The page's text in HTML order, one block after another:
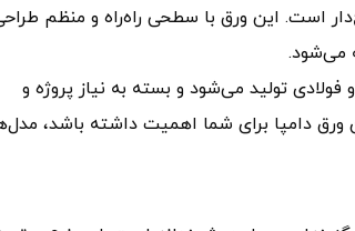
است. این ورق با سطحی راه‌راه و منظم
می‌شود.
تولید می‌شود و بسته به نیاز پروژه و
دامپا برای شما اهمیت داشته باشد،